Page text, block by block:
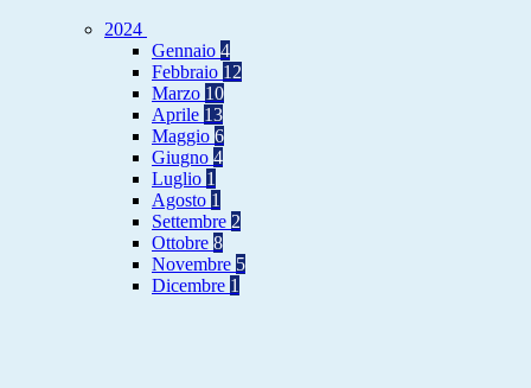
2024
Gennaio 4
Febbraio 12
Marzo 10
Aprile 13
Maggio 6
Giugno 4
Luglio 1
Agosto 1
Settembre 2
Ottobre 8
Novembre 5
Dicembre 1